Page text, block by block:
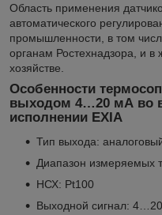
Область применения
автоматического
промышленности, в том
органам Ростехнадзора, и
хозяйстве.
Особенности
выходом 4…20 мА во
исполнении EXIA
Тип выхода:
Диапазон измеряемых
НСХ: Pt100
Выходной сигнал: